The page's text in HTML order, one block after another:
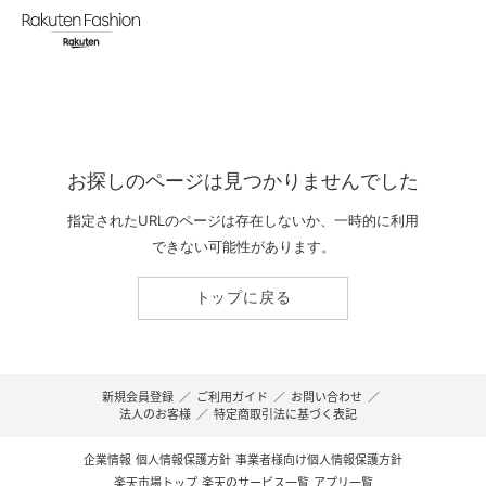
お探しのページは見つかりませんでした
指定されたURLのページは存在しないか、一時的に利用
できない可能性があります。
トップに戻る
新規会員登録 ／ ご利用ガイド ／ お問い合わせ ／
法人のお客様 ／ 特定商取引法に基づく表記
企業情報 個人情報保護方針 事業者様向け個人情報保護方針
楽天市場トップ 楽天のサービス一覧 アプリ一覧